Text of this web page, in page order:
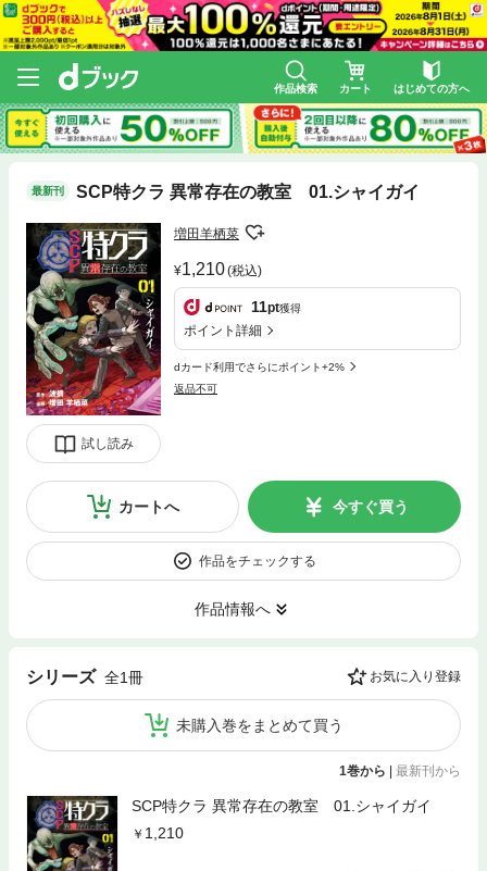
作品検索 カート はじめての方へ
最新刊 SCP特クラ 異常存在の教室 01.シャイガイ
試し読み
増田羊栖菜
1,210(税込)
11pt獲得
ポイント詳細
dカード利用でさらにポイント+2%
返品不可
カートへ 今すぐ買う
作品をチェックする
作品情報へ
シリーズ 全1冊 お気に入り登録
未購入巻をまとめて買う
1巻から | 最新刊から
SCP特クラ 異常存在の教室 01.シャイガイ
1,210